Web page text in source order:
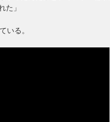
」
いる。